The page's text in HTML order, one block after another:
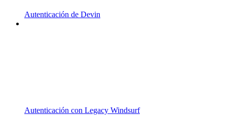
Autenticación de Devin
Autenticación con Legacy Windsurf